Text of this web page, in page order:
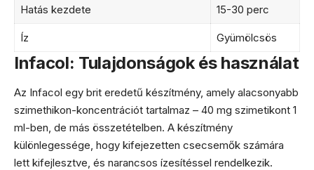
Hatás kezdete 15-30 perc
Íz Gyümölcsös
Infacol: Tulajdonságok és használat
Az Infacol egy brit eredetű készítmény, amely alacsonyabb
szimethikon-koncentrációt tartalmaz – 40 mg szimetikont 1
ml-ben, de más összetételben. A készítmény
különlegessége, hogy kifejezetten csecsemők számára
lett kifejlesztve, és narancsos ízesítéssel rendelkezik.